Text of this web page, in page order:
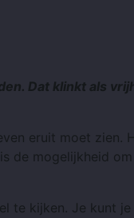
Dat klinkt als
eruit moet zien.
de mogelijkheid
te kijken. Je kunt